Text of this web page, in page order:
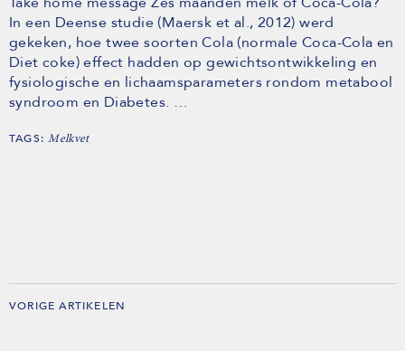
In een Deense studie (Maersk et al., 2012) werd
gekeken, hoe twee soorten Cola (normale Coca-Cola en
Diet coke) effect hadden op gewichtsontwikkeling en
fysiologische en lichaamsparameters rondom metabool
syndroom en Diabetes. …
TAGS:Melkvet
VORIGE ARTIKELEN